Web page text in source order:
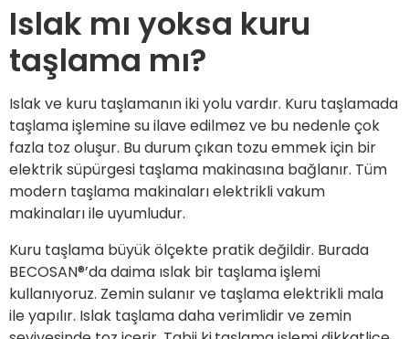
Islak mı yoksa kuru
taşlama mı?
Islak ve kuru taşlamanın iki yolu vardır. Kuru taşlamada
taşlama işlemine su ilave edilmez ve bu nedenle çok
fazla toz oluşur. Bu durum çıkan tozu emmek için bir
elektrik süpürgesi taşlama makinasına bağlanır. Tüm
modern taşlama makinaları elektrikli vakum
makinaları ile uyumludur.
Kuru taşlama büyük ölçekte pratik değildir. Burada
BECOSAN®’da daima ıslak bir taşlama işlemi
kullanıyoruz. Zemin sulanır ve taşlama elektrikli mala
ile yapılır. Islak taşlama daha verimlidir ve zemin